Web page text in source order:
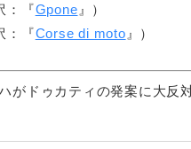
：『Gpone 』）
：『Corse di moto 』）
がドゥカティの発案に大反